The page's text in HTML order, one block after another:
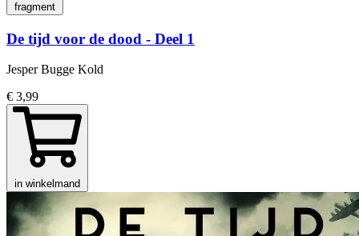
fragment
De tijd voor de dood - Deel 1
Jesper Bugge Kold
€ 3,99
in winkelmand